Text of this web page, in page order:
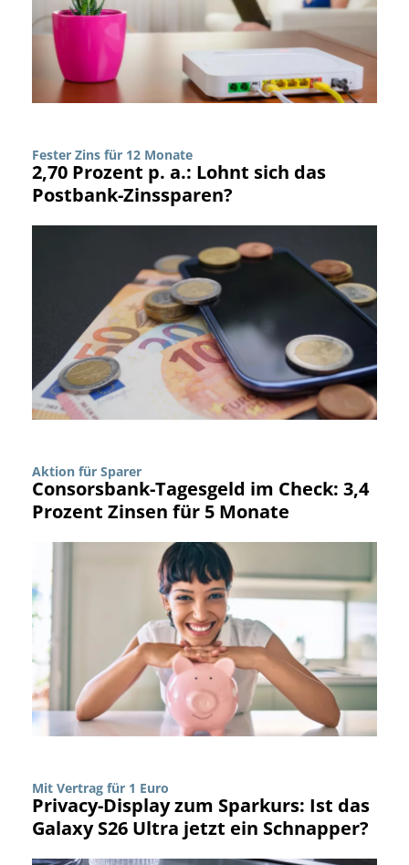
Fester Zins für 12 Monate
2,70 Prozent p. a.: Lohnt sich das
Postbank-Zinssparen?
Aktion für Sparer
Consorsbank-Tagesgeld im Check: 3,4
Prozent Zinsen für 5 Monate
Mit Vertrag für 1 Euro
Privacy-Display zum Sparkurs: Ist das
Galaxy S26 Ultra jetzt ein Schnapper?